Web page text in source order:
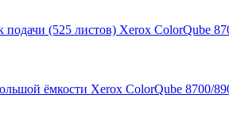
подачи (525 листов) Xerox ColorQube
ёмкости Xerox ColorQube 8700/